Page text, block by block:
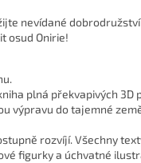
nevídané
osud Onirie!
plná překvapivých
výpravu do tajemné
rozvíjí. Všechny
figurky a úchvatné